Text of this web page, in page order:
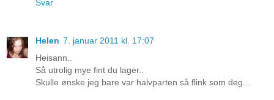
Svar
Helen 7. januar 2011 kl. 17:07
Heisann..
Så utrolig mye fint du lager..
Skulle ønske jeg bare var halvparten så flink som deg...